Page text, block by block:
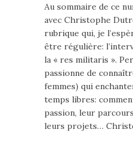
Au sommaire de ce
avec Christophe
rubrique qui, je
être régulière:
la « res militaris ».
passionne de
femmes) qui
temps libres:
passion, leur
leurs projets…